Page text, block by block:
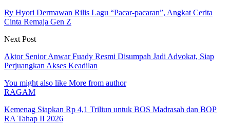
Ry Hyori Dermawan Rilis Lagu “Pacar-pacaran”, Angkat Cerita
Cinta Remaja Gen Z
Next Post
Aktor Senior Anwar Fuady Resmi Disumpah Jadi Advokat, Siap
Perjuangkan Akses Keadilan
You might also like More from author
RAGAM
Kemenag Siapkan Rp 4,1 Triliun untuk BOS Madrasah dan BOP
RA Tahap II 2026